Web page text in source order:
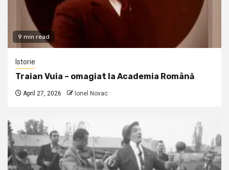
9 min read
Istorie
Traian Vuia – omagiat la Academia Română
April 27, 2026 Ionel Novac